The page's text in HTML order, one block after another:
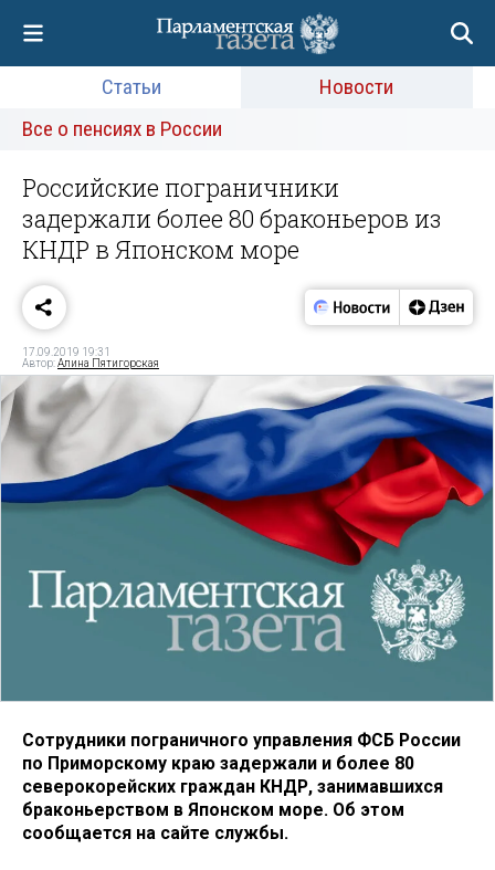
Статьи
Новости
Все о пенсиях в России
Российские пограничники
задержали более 80 браконьеров из
КНДР в Японском море
17.09.2019 19:31
Автор:Алина Пятигорская
Сотрудники пограничного управления ФСБ России
по Приморскому краю задержали и более 80
северокорейских граждан КНДР, занимавшихся
браконьерством в Японском море. Об этом
сообщается на сайте службы.